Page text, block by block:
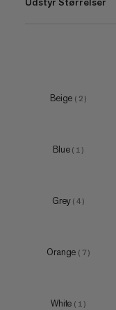
40 L (1)
55-59cm
Beige ( 2 )
Blue ( 1 )
Grey ( 4 )
Orange ( 7 )
White ( 1 )